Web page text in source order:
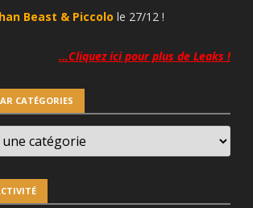
Beast & Piccolo le 27/12 !
…Cliquez ici pour plus de Leaks !
CATÉGORIES